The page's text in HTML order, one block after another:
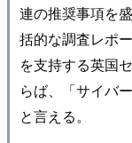
連の推奨事項を
括的な調査レポ
を支持する英国
らば、「サイバ
と言える。